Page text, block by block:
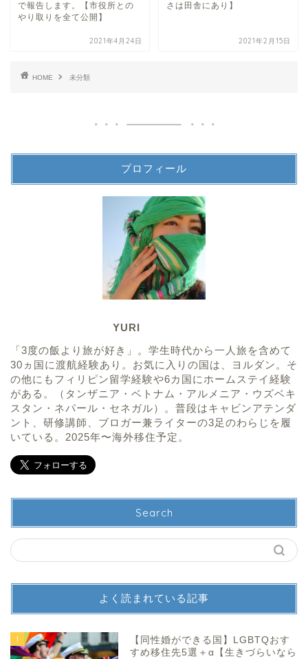
で報告します。【市役所との
やり取りを全て公開】
2021年4月24日
さは田舎にあり】
2021年2月15日
HOME 未分類
プロフィール
YURI
「3度の飯より旅が好き」。学生時代から一人旅を含めて
30ヵ国に渡航経験あり。お気に入りの国は、ヨルダン。そ
の他にもフィリピン留学経験や6カ国にホームステイ経験
がある。（タンザニア・ベトナム・アルメニア・ウズベキ
スタン・ネパール・セネガル）。普段はキャビンアテンダ
ント、研修講師、ブロガー兼ライターの3足のわらじを履
いている。2025年〜海外移住予定。
Search
よく読まれている記事
1
【同性婚ができる国】LGBTQおす
すめ移住先5選＋α【生きづらいなら